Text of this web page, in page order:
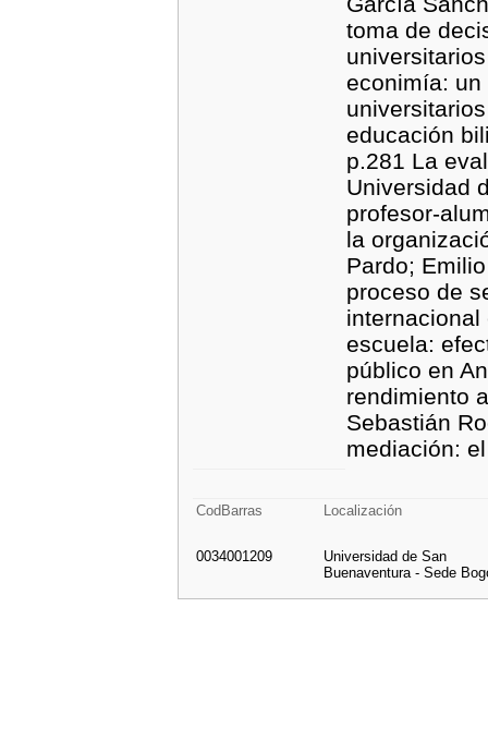
toma de
econimía:
educación
p.281 La
Universidad
profesor-
la
Pardo;
proceso de
internacional
escuela:
público en
rendimiento
Sebastián
mediación:
CodBarras Localización
0034001209
Universidad de San
Buenaventura - Sede